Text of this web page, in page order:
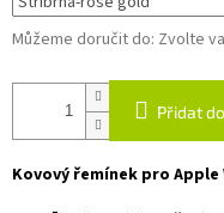
Můžeme doručit do: Zvolte
Přidat
Kovový řemínek pro Apple